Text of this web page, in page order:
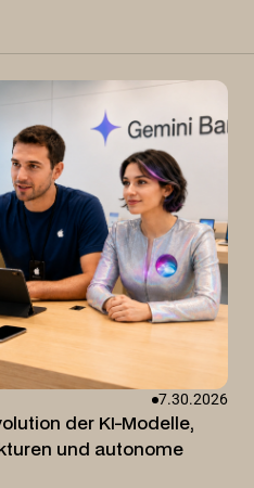
7.30.2026
der KI-Modelle,
und autonome